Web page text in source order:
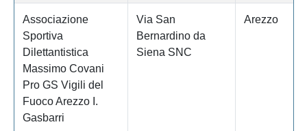
Associazione
Sportiva
Dilettantistica
Massimo Covani
Pro GS Vigili del
Fuoco Arezzo I.
Gasbarri
Via San
Bernardino da
Siena SNC
Arezzo